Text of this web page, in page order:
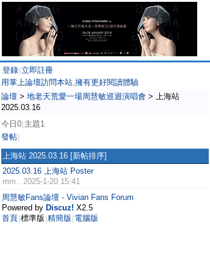
登錄 立即註冊
用掌上論壇訪問本站,擁有更好閱讀體驗
論壇 > 地老天荒愛一場周慧敏巡迴演唱會 > 上海站
2025.03.16
今日0 主題1
發帖
上海站 2025.03.16 [新帖排序]
2025.03.16 上海站 Poster
mm.. 2025-1-20 15:41
周慧敏Fans論壇 - Vivian Fans Forum
Powered by Discuz! X2.5
首頁 標準版 精簡版 電腦版